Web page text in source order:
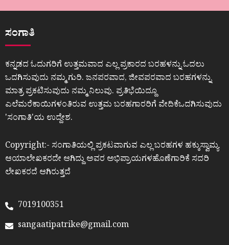
ಸಂಗಾತಿ
ಕನ್ನಡದ ಓದುಗರಿಗೆ ಉತ್ತಮವಾದ ಎಲ್ಲ ಪ್ರಕಾರದ ಬರಹಳನ್ನು ಓದಲು
ಒದಗಿಸುವುದು ನಮ್ಮ ಗುರಿ. ಜನಪರವಾದ, ಜೀವಪರವಾದ ಬರಹಗಳನ್ನು
ಮಾತ್ರ ಪ್ರಕಟಿಸುವುದು ನಮ್ಮ ನಿಲುವು. ಪ್ರತಿಭೆಯಿದ್ದೂ
ಎಲೆಮರೆಕಾಯಿಗಳಂತಿರುವ ಉತ್ತಮ ಬರಹಗಾರರಿಗೆ ವೇದಿಕೆಒದಗಿಸುವುದು
ʼಸಂಗಾತಿʼಯ ಉದ್ದೇಶ.
Copyright:- ಸಂಗಾತಿಯಲ್ಲಿ ಪ್ರಕಟವಾಗುವ ಎಲ್ಲ ಬರಹಗಳ ಹಕ್ಕುಸ್ವಾಮ್ಯ
ಆಯಾಲೇಖಕರದೇ ಆಗಿದ್ದು ಅವರ ಅಭಿಪ್ರಾಯಗಳಹೊಣೆಗಾರಿಕೆ ಸದರಿ
ಲೇಖಕರದೆ ಆಗಿರುತ್ತದೆ
7019100351
sangaatipatrike@gmail.com